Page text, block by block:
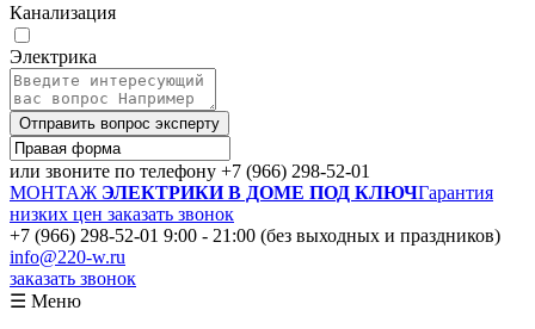
Канализация
Электрика
Отправить вопрос эксперту
или звоните по телефону +7 (966) 298-52-01
МОНТАЖ ЭЛЕКТРИКИ В ДОМЕ ПОД КЛЮЧГарантия
низких цен заказать звонок
+7 (966) 298-52-01 9:00 - 21:00 (без выходных и праздников)
info@220-w.ru
заказать звонок
☰ Меню